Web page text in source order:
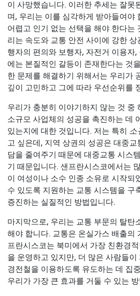
이 사망했습니다. 이러한 추세는 잘못
며, 우리는 이를 심각하게 받아들여야
어렵고 인기 없는 선택을 해야 한다는
리는 속도와 교통 안전 사이에 강한 상
행자의 편의와 보행자, 자전거 이용자,
에는 본질적인 갈등이 존재한다는 것
한 문제를 해결하기 위해서는 우리가
깊이 고민하고 그에 따라 우선순위를
우리가 충분히 이야기하지 않는 것 중
소규모 사업체의 성공을 촉진하는 데
있는지에 대한 것입니다. 저는 특히 소
고 싶은데, 지역 상권의 성공은 대중교
담을 줄여주기 때문에 대중교통 시스
기 때문입니다. 샌프란시스코에서는
이 여성이나 소수 인종 소유로 시작되
수 있도록 지원하는 교통 시스템을 구
증진하는 실질적인 방법입니다.
마지막으로, 우리는 교통 부문의 탈탄
해야 합니다. 교통은 온실가스 배출의
프란시스코는 북미에서 가장 친환경
을 운영하고 있지만, 더 많은 사람들
경전철을 이용하도록 유도하는 데 집
우리가 가장 큰 효과를 거둘 수 있는